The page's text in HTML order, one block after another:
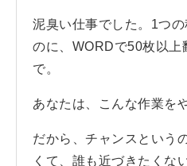
泥臭い仕事でした。1つ
のに、WORDで50枚以上
で。
あなたは、こんな作業を
だから、チャンスという
くて、誰も近づきたくな